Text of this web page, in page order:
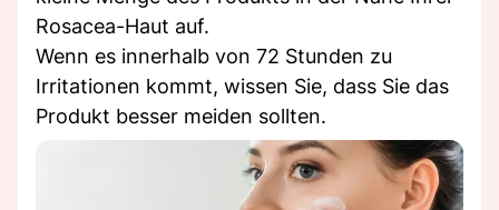
Rosacea-Haut auf.
Wenn es innerhalb von 72 Stunden zu
Irritationen kommt, wissen Sie, dass Sie das
Produkt besser meiden sollten.